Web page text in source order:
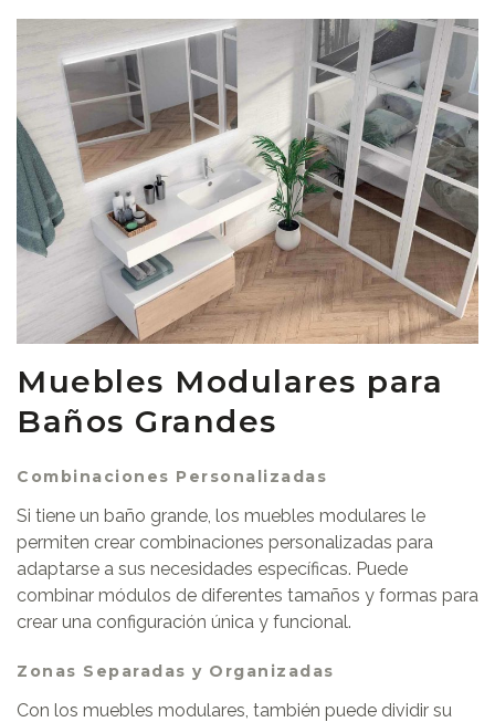
Muebles Modulares para
Baños Grandes
Combinaciones Personalizadas
Si tiene un baño grande, los muebles modulares le
permiten crear combinaciones personalizadas para
adaptarse a sus necesidades específicas. Puede
combinar módulos de diferentes tamaños y formas para
crear una configuración única y funcional.
Zonas Separadas y Organizadas
Con los muebles modulares, también puede dividir su